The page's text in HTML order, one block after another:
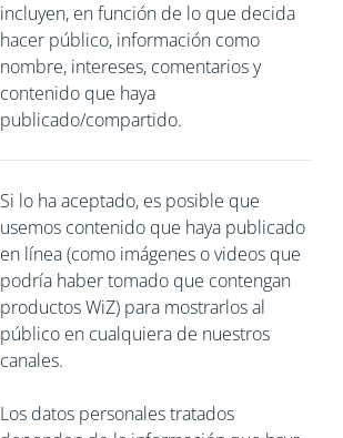
incluyen, en función de lo que decida
hacer público, información como
nombre, intereses, comentarios y
contenido que haya
publicado/compartido.
Si lo ha aceptado, es posible que
usemos contenido que haya publicado
en línea (como imágenes o videos que
podría haber tomado que contengan
productos WiZ) para mostrarlos al
público en cualquiera de nuestros
canales.
Los datos personales tratados